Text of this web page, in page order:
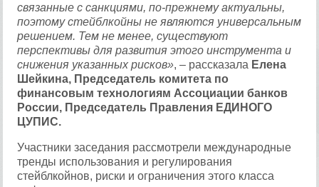
связанные с санкциями, по-прежнему актуальны,
поэтомустейблкойны не являются универсальным
решением. Тем не менее, существуют
перспективы для развития этого инструмента и
снижения указанных рисков»,– рассказала Елена
Шейкина, Председатель комитета по
финансовым технологиям Ассоциации банков
России, Председатель Правления ЕДИНОГО
ЦУПИС.
Участники заседания рассмотрели международные
тренды использования и регулирования
стейблкойнов, риски и ограничения этого класса